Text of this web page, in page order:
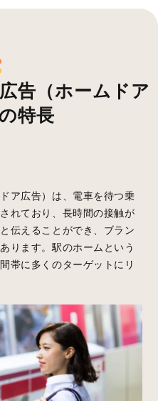
告（ホームドア
特長
ア広告）は、電車を待つ乗
れており、長時間の接触が
伝えることができ、ブラン
ります。駅のホームという
帯に多くのターゲットにリ